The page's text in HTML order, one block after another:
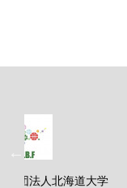
社団法人北海道大学